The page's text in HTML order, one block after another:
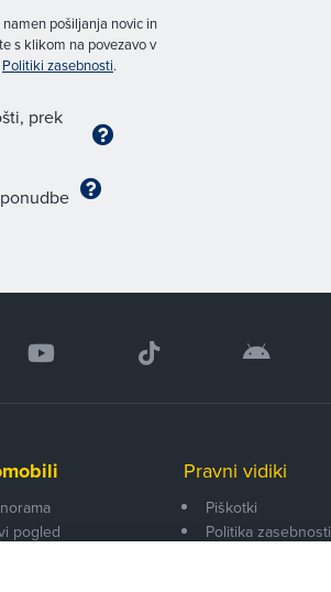
pošiljanja novic in
s klikom na povezavo v
Politiki zasebnosti.
prek
pogled
Pravni vidiki
Piškotki
Politika zasebnosti